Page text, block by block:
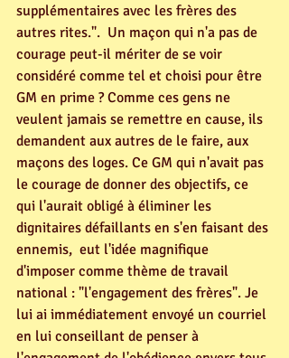
supplémentaires avec les frères des
autres rites.".  Un maçon qui n'a pas de
courage peut-il mériter de se voir
considéré comme tel et choisi pour être
GM en prime ? Comme ces gens ne
veulent jamais se remettre en cause, ils
demandent aux autres de le faire, aux
maçons des loges. Ce GM qui n'avait pas
le courage de donner des objectifs, ce
qui l'aurait obligé à éliminer les
dignitaires défaillants en s'en faisant des
ennemis,  eut l'idée magnifique
d'imposer comme thème de travail
national : "l'engagement des frères". Je
lui ai immédiatement envoyé un courriel
en lui conseillant de penser à